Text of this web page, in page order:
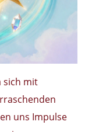
sich mit
uns Impulse